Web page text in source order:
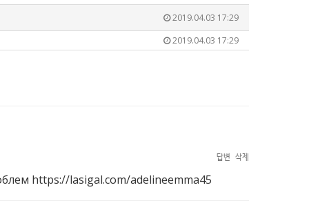
2019.04.03 17:29
2019.04.03 17:29
답변 삭제
https://lasigal.com/adelineemma45